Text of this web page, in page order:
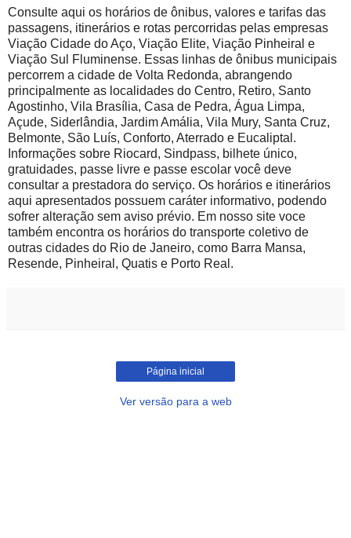
Consulte aqui os horários de ônibus, valores e tarifas das
passagens, itinerários e rotas percorridas pelas empresas
Viação Cidade do Aço, Viação Elite, Viação Pinheiral e
Viação Sul Fluminense. Essas linhas de ônibus municipais
percorrem a cidade de Volta Redonda, abrangendo
principalmente as localidades do Centro, Retiro, Santo
Agostinho, Vila Brasília, Casa de Pedra, Água Limpa,
Açude, Siderlândia, Jardim Amália, Vila Mury, Santa Cruz,
Belmonte, São Luís, Conforto, Aterrado e Eucaliptal.
Informações sobre Riocard, Sindpass, bilhete único,
gratuidades, passe livre e passe escolar você deve
consultar a prestadora do serviço. Os horários e itinerários
aqui apresentados possuem caráter informativo, podendo
sofrer alteração sem aviso prévio. Em nosso site voce
também encontra os horários do transporte coletivo de
outras cidades do Rio de Janeiro, como Barra Mansa,
Resende, Pinheiral, Quatis e Porto Real.
Página inicial
Ver versão para a web